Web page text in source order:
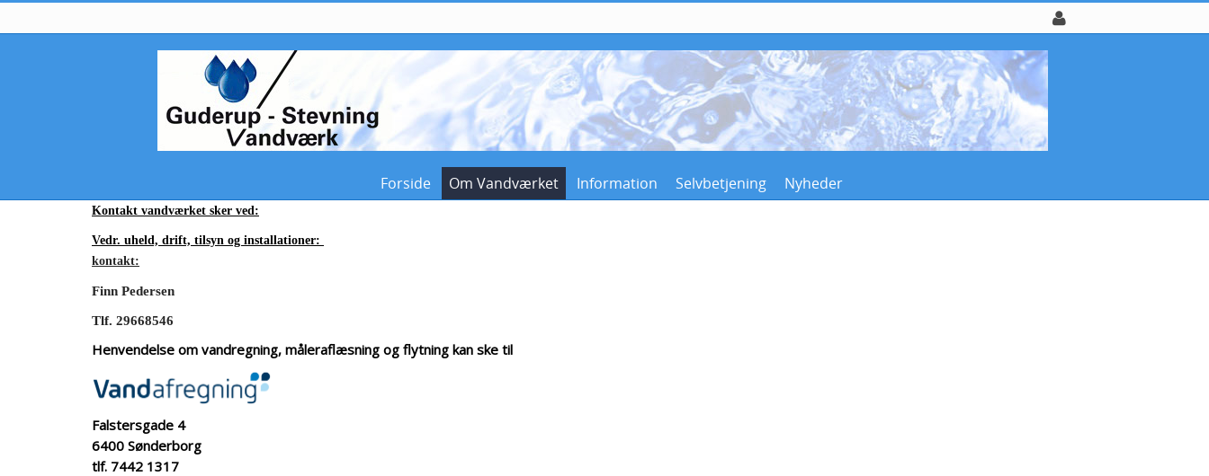
Forside Om Vandværket Information Selvbetjening Nyheder
Kontakt vandværket sker ved:
Vedr. uheld, drift, tilsyn og installationer:
kontakt:
Finn Pedersen
Tlf. 29668546
Henvendelse om vandregning, måleraflæsning og flytning kan ske til
Falstersgade 4
6400 Sønderborg
tlf. 7442 1317